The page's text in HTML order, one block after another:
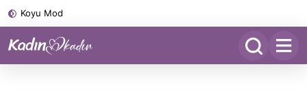
Koyu Mod